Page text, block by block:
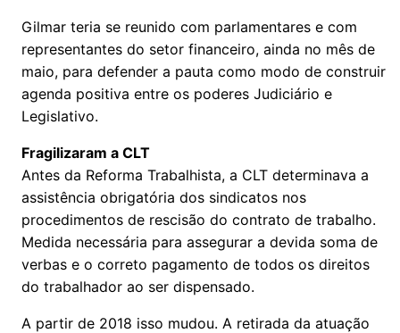
Gilmar teria se reunido com parlamentares e com
representantes do setor financeiro, ainda no mês de
maio, para defender a pauta como modo de construir
agenda positiva entre os poderes Judiciário e
Legislativo.
Fragilizaram a CLT
Antes da Reforma Trabalhista, a CLT determinava a
assistência obrigatória dos sindicatos nos
procedimentos de rescisão do contrato de trabalho.
Medida necessária para assegurar a devida soma de
verbas e o correto pagamento de todos os direitos
do trabalhador ao ser dispensado.
A partir de 2018 isso mudou. A retirada da atuação